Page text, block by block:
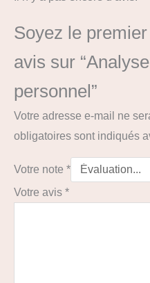
Soyez le
avis sur
personnel”
Votre adresse e-mail ne
obligatoires sont indiqués
Votre note *
Votre avis *